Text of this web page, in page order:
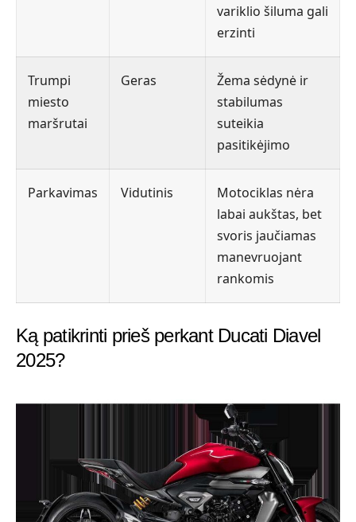
variklio šiluma gali
erzinti
Trumpi
miesto
maršrutai
Geras
Žema sėdynė ir
stabilumas
suteikia
pasitikėjimo
Parkavimas Vidutinis
Motociklas nėra
labai aukštas, bet
svoris jaučiamas
manevruojant
rankomis
Ką patikrinti prieš perkant Ducati Diavel
2025?